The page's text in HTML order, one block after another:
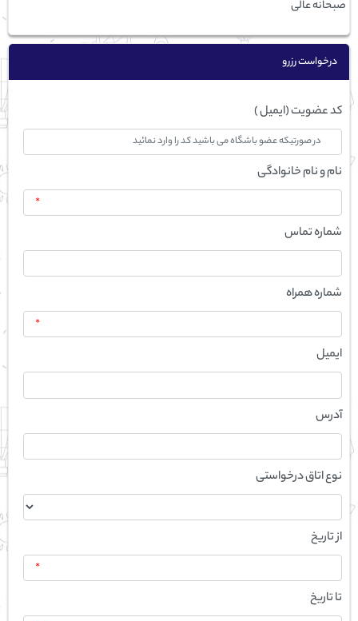
صبحانه عالی
درخواست رزرو
کد عضویت (ایمیل )
نام و نام خانوادگی
*
شماره تماس
شماره همراه
*
ایمیل
آدرس
نوع اتاق درخواستی
از تاریخ
*
تا تاریخ